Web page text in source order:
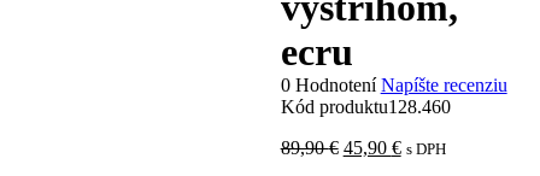
ecru
0 Hodnotení Napíšte recenziu
Kód produktu128.460
89,90€ Pôvodná
45,90 €Aktuálna
s DPH